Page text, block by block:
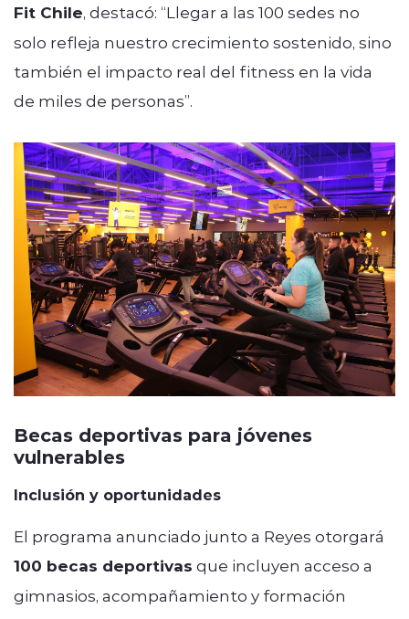
Fit Chile, destacó: “Llegar a las 100 sedes no
solo refleja nuestro crecimiento sostenido, sino
también el impacto real del fitness en la vida
de miles de personas”.
Becas deportivas para jóvenes
vulnerables
Inclusión y oportunidades
El programa anunciado junto a Reyes otorgará
100 becas deportivas que incluyen acceso a
gimnasios, acompañamiento y formación